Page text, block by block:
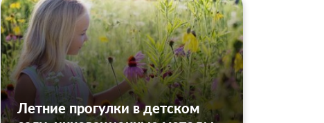
Летние прогулки в детском